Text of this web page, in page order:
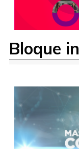
Bloque